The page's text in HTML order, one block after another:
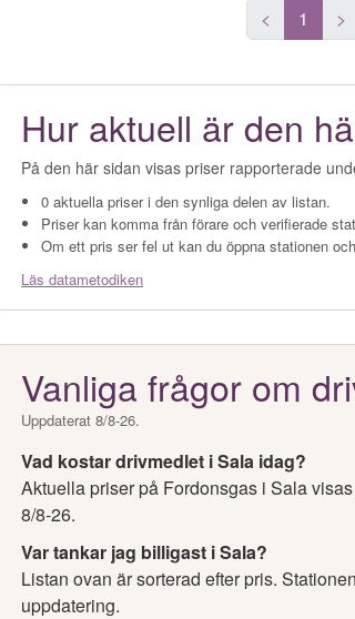
< 1 >
Hur aktuell är den
På den här sidan visas priser rapporterade
0 aktuella priser i den synliga delen av listan.
Priser kan komma från förare och verifierade
Om ett pris ser fel ut kan du öppna stationen
Läs datametodiken
Vanliga frågor om
Uppdaterat 8/8-26.
Vad kostar drivmedlet i Sala idag?
Aktuella priser på Fordonsgas i Sala
8/8-26.
Var tankar jag billigast i Sala?
Listan ovan är sorterad efter pris.
uppdatering.